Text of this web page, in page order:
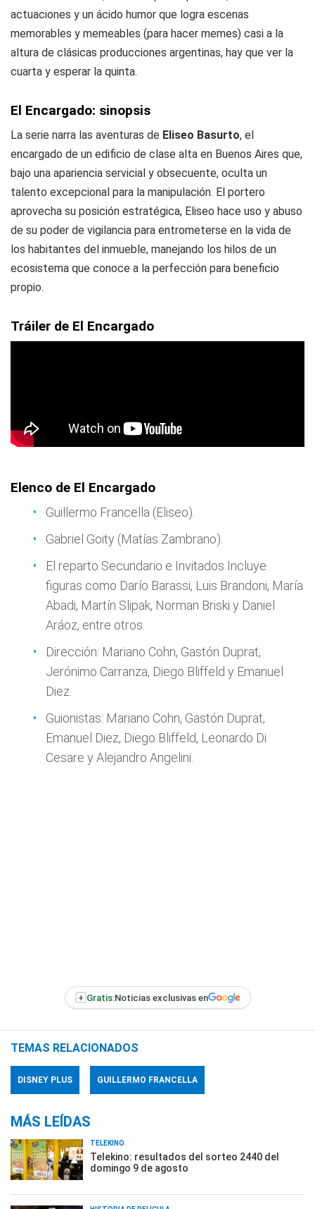
actuaciones y un ácido humor que logra escenas
memorables y memeables (para hacer memes) casi a la
altura de clásicas producciones argentinas, hay que ver la
cuarta y esperar la quinta.
El Encargado: sinopsis
La serie narra las aventuras de Eliseo Basurto, el
encargado de un edificio de clase alta en Buenos Aires que,
bajo una apariencia servicial y obsecuente, oculta un
talento excepcional para la manipulación. El portero
aprovecha su posición estratégica, Eliseo hace uso y abuso
de su poder de vigilancia para entrometerse en la vida de
los habitantes del inmueble, manejando los hilos de un
ecosistema que conoce a la perfección para beneficio
propio.
Tráiler de El Encargado
Elenco de El Encargado
Guillermo Francella (Eliseo).
Gabriel Goity (Matías Zambrano).
El reparto Secundario e Invitados Incluye
figuras como Darío Barassi, Luis Brandoni, María
Abadi, Martín Slipak, Norman Briski y Daniel
Aráoz, entre otros.
Dirección: Mariano Cohn, Gastón Duprat,
Jerónimo Carranza, Diego Bliffeld y Emanuel
Diez.
Guionistas: Mariano Cohn, Gastón Duprat,
Emanuel Diez, Diego Bliffeld, Leonardo Di
Cesare y Alejandro Angelini.
+ Gratis:Noticias exclusivas en
TEMAS RELACIONADOS
DISNEY PLUS GUILLERMO FRANCELLA
MÁS LEÍDAS
TELEKINO
Telekino: resultados del sorteo 2440 del
domingo 9 de agosto